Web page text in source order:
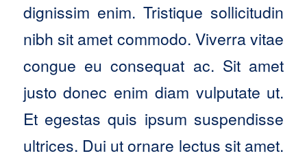
dignissim enim. Tristique sollicitudin
nibh sit amet commodo. Viverra vitae
congue eu consequat ac. Sit amet
justo donec enim diam vulputate ut.
Et egestas quis ipsum suspendisse
ultrices. Dui ut ornare lectus sit amet.